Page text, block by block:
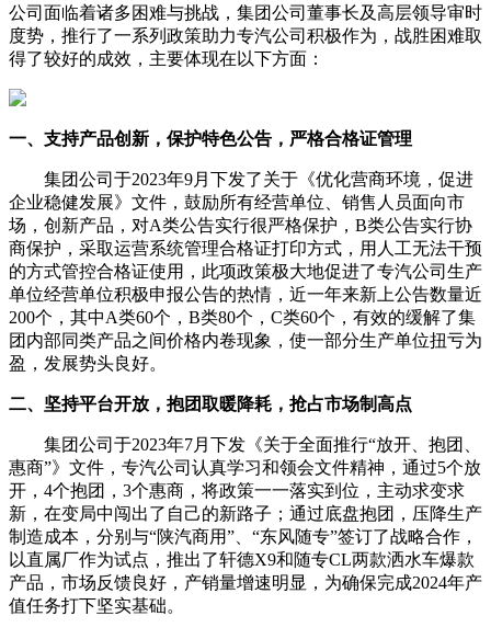
公司面临着诸多困难与挑战，集团公司董事长及高层领导审时
度势，推行了一系列政策助力专汽公司积极作为，战胜困难取
得了较好的成效，主要体现在以下方面：
一、支持产品创新，保护特色公告，严格合格证管理
集团公司于2023年9月下发了关于《优化营商环境，促进
企业稳健发展》文件，鼓励所有经营单位、销售人员面向市
场，创新产品，对A类公告实行很严格保护，B类公告实行协
商保护，采取运营系统管理合格证打印方式，用人工无法干预
的方式管控合格证使用，此项政策极大地促进了专汽公司生产
单位经营单位积极申报公告的热情，近一年来新上公告数量近
200个，其中A类60个，B类80个，C类60个，有效的缓解了集
团内部同类产品之间价格内卷现象，使一部分生产单位扭亏为
盈，发展势头良好。
二、坚持平台开放，抱团取暖降耗，抢占市场制高点
集团公司于2023年7月下发《关于全面推行“放开、抱团、
惠商”》文件，专汽公司认真学习和领会文件精神，通过5个放
开，4个抱团，3个惠商，将政策一一落实到位，主动求变求
新，在变局中闯出了自己的新路子；通过底盘抱团，压降生产
制造成本，分别与“陕汽商用”、“东风随专”签订了战略合作，
以直属厂作为试点，推出了轩德X9和随专CL两款洒水车爆款
产品，市场反馈良好，产销量增速明显，为确保完成2024年产
值任务打下坚实基础。